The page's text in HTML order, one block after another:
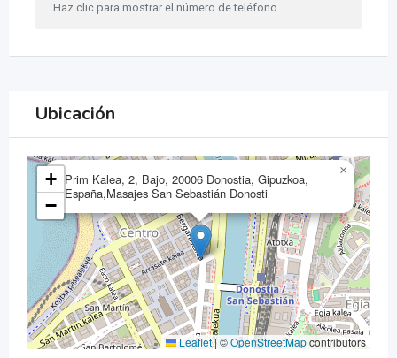
Haz clic para mostrar el número de teléfono
Ubicación
Prim Kalea, 2, Bajo, 20006 Donostia, Gipuzkoa,
España,Masajes San Sebastián Donosti
×
+
−
Leaflet|©OpenStreetMapcontributors